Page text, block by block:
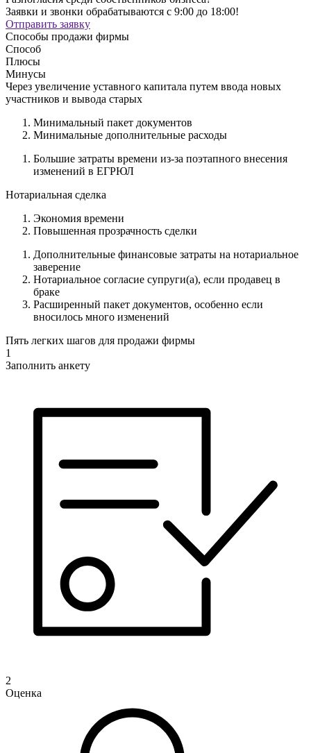
Заявки и звонки обрабатываются с 9:00 до 18:00!
Отправить заявку
Способы продажи фирмы
Способ
Плюсы
Минусы
Через увеличение уставного капитала путем ввода новых
участников и вывода старых
Минимальный пакет документов
Минимальные дополнительные расходы
Большие затраты времени из-за поэтапного внесения
изменений в ЕГРЮЛ
Нотариальная сделка
Экономия времени
Повышенная прозрачность сделки
Дополнительные финансовые затраты на нотариальное
заверение
Нотариальное согласие супруги(а), если продавец в
браке
Расширенный пакет документов, особенно если
вносилось много изменений
Пять легких шагов для продажи фирмы
1
Заполнить анкету
2
Оценка